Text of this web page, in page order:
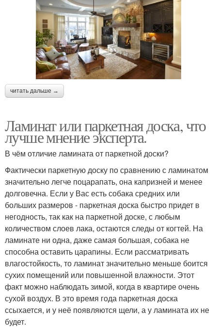
читать дальше →
Ламинат или паркетная доска, что
лучше мнение эксперта.
В чём отличие ламината от паркетной доски?
Фактически паркетную доску по сравнению с ламинатом
значительно легче поцарапать, она капризней и менее
долговечна. Если у Вас есть собака средних или
больших размеров - паркетная доска быстро придет в
негодность, так как на паркетной доске, с любым
количеством слоев лака, остаются следы от когтей. На
ламинате ни одна, даже самая большая, собака не
способна оставить царапины. Если рассматривать
влагостойкость, то ламинат значительно меньше боится
сухих помещений или повышенной влажности. Этот
факт можно наблюдать зимой, когда в квартире очень
сухой воздух. В это время года паркетная доска
ссыхается, и у неё появляются щели, а у ламината их не
будет.